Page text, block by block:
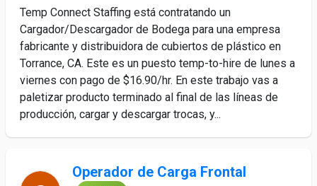
Temp Connect Staffing está contratando un
Cargador/Descargador de Bodega para una empresa
fabricante y distribuidora de cubiertos de plástico en
Torrance, CA. Este es un puesto temp-to-hire de lunes a
viernes con pago de $16.90/hr. En este trabajo vas a
paletizar producto terminado al final de las líneas de
producción, cargar y descargar trocas, y...
Operador de Carga Frontal